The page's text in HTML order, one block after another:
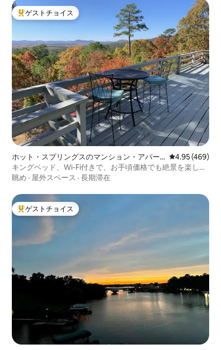
大好評のゲストチョイスです。
ゲストチョイス
ホット・スプリングスのマンション・アパー
ト
レビュー469
4.95 (469)
キングベッド、Wi-Fi付きで、お手頃価格でも絶景を楽しめ
ます
眺め · 屋外スペース · 長期滞在
大好評のゲストチョイスです。
ゲストチョイス